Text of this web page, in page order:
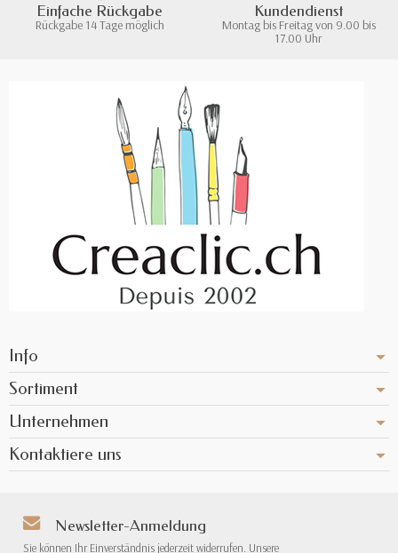
Einfache Rückgabe
Rückgabe 14 Tage möglich
Kundendienst
Montag bis Freitag von 9.00 bis
17.00 Uhr
Info
Sortiment
Unternehmen
Kontaktiere uns
Newsletter-Anmeldung
Sie können Ihr Einverständnis jederzeit widerrufen. Unsere